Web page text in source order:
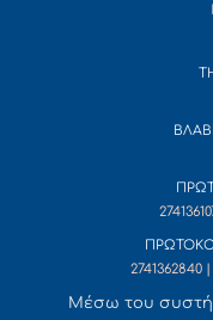
Mέσω του